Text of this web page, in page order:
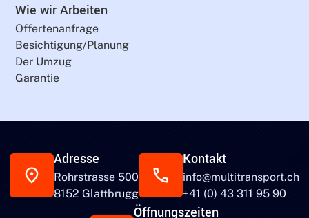
Wie wir Arbeiten
Offertenanfrage
Besichtigung/Planung
Der Umzug
Garantie
Adresse
Rohrstrasse 500
8152 Glattbrugg
Kontakt
info@multitransport.ch
+41 (0) 43 311 95 90
Öffnungszeiten